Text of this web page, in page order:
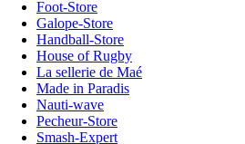
Foot-Store
Galope-Store
Handball-Store
House of Rugby
La sellerie de Maé
Made in Paradis
Nauti-wave
Pecheur-Store
Smash-Expert